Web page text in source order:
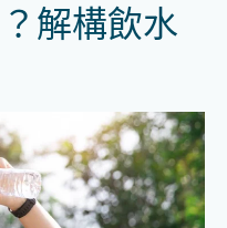
解構飲水